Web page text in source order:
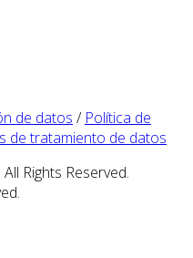
de datos / Política de
de tratamiento de datos
Rights Reserved.